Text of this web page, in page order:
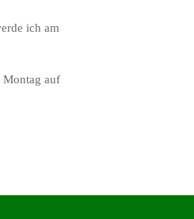
ich am
Montag auf